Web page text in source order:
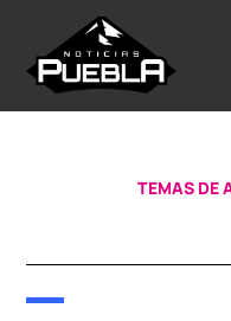
content
TEMAS DE